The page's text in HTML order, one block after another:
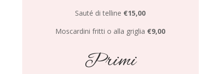
Sauté di telline €15,00
Moscardini fritti o alla griglia €9,00
Primi